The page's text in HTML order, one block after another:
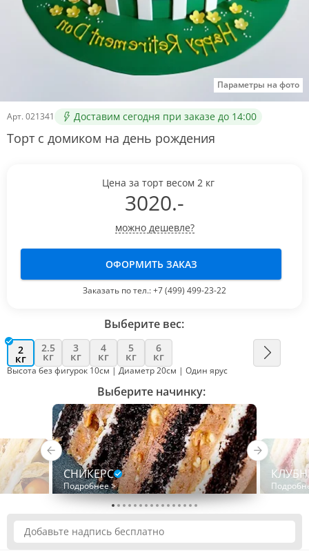
Параметры на фото
Арт. 021341 Доставим сегодня при заказе до 14:00
Торт с домиком на день рождения
Выберите вес:
2
кг
2.5
кг
3
кг
4
кг
5
кг
6
кг
Высота без фигурок 10см | Диаметр 20см | Один ярус
Выберите начинку:
СНИКЕРС
Подробнее >
Цена за торт весом 2 кг
3020.-
можно дешевле?
ОФОРМИТЬ ЗАКАЗ
Заказать по тел.:+7 (499) 499-23-22